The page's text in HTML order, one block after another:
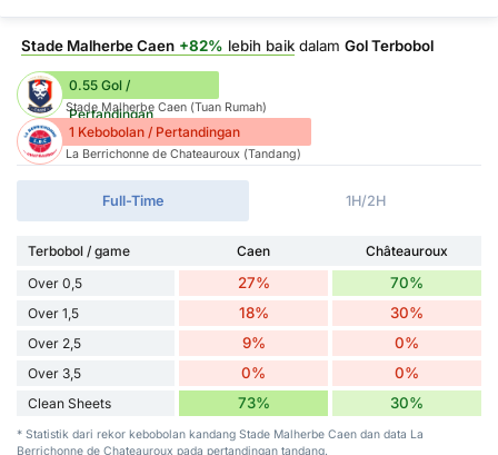
Stade Malherbe Caen +82% lebih baik dalam Gol Terbobol
0.55 Gol /
Pertandingan
Stade Malherbe Caen (Tuan Rumah)
1 Kebobolan / Pertandingan
La Berrichonne de Chateauroux (Tandang)
Full-Time 1H/2H
Terbobol / game Caen
Châteauroux
Over 0,5
27% 70%
Over 1,5 18% 30%
Over 2,5 9% 0%
Over 3,5 0% 0%
Clean Sheets 73% 30%
* Statistik dari rekor kebobolan kandang Stade Malherbe Caen dan data La
Berrichonne de Chateauroux pada pertandingan tandang.